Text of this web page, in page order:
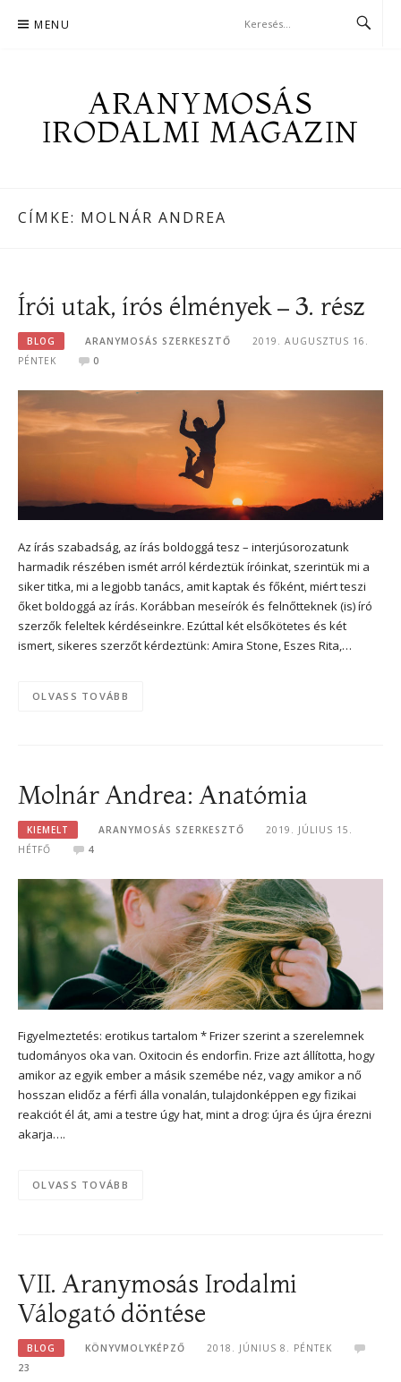
MENU
ARANYMOSÁS
IRODALMI MAGAZIN
CÍMKE: MOLNÁR ANDREA
Írói utak, írós élmények – 3. rész
BLOG ARANYMOSÁS SZERKESZTŐ
2019. AUGUSZTUS 16.
PÉNTEK
0
Az írás szabadság, az írás boldoggá tesz – interjúsorozatunk
harmadik részében ismét arról kérdeztük íróinkat, szerintük mi a
siker titka, mi a legjobb tanács, amit kaptak és főként, miért teszi
őket boldoggá az írás. Korábban meseírók és felnőtteknek (is) író
szerzők feleltek kérdéseinkre. Ezúttal két elsőkötetes és két
ismert, sikeres szerzőt kérdeztünk: Amira Stone, Eszes Rita,…
OLVASS TOVÁBB
Molnár Andrea: Anatómia
KIEMELT ARANYMOSÁS SZERKESZTŐ
2019. JÚLIUS 15.
HÉTFŐ
4
Figyelmeztetés: erotikus tartalom * Frizer szerint a szerelemnek
tudományos oka van. Oxitocin és endorfin. Frize azt állította, hogy
amikor az egyik ember a másik szemébe néz, vagy amikor a nő
hosszan elidőz a férfi álla vonalán, tulajdonképpen egy fizikai
reakciót él át, ami a testre úgy hat, mint a drog: újra és újra érezni
akarja….
OLVASS TOVÁBB
VII. Aranymosás Irodalmi
Válogató döntése
BLOG KÖNYVMOLYKÉPZŐ
2018. JÚNIUS 8. PÉNTEK
23